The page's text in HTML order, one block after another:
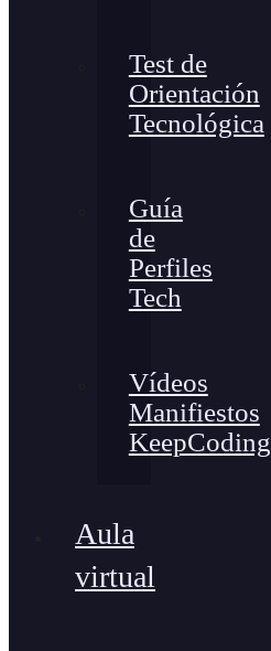
Test de
Orientación
Tecnológica
Guía
de
Perfiles
Tech
Vídeos
Manifiestos
KeepCoding
Aula
virtual